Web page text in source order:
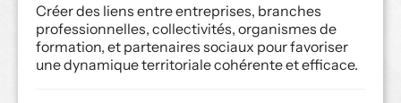
Créer des liens entre entreprises, branches
professionnelles, collectivités, organismes de
formation, et partenaires sociaux pour favoriser
une dynamique territoriale cohérente et efficace.